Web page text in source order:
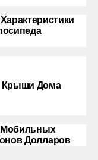
Крыши Дома
Мобильных
Долларов